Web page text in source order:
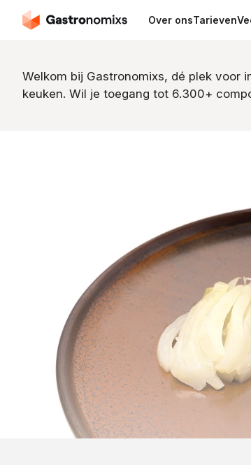
Over onsTarieven
Welkom bij Gastronomixs, dé plek voor
keuken. Wil je toegang tot 6.300+